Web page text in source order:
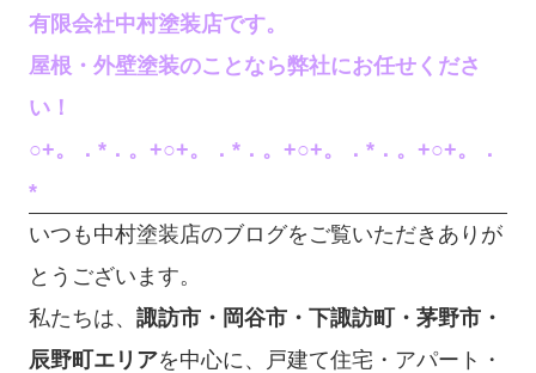
有限会社中村塗装店です。
屋根・外壁塗装のことなら弊社にお任せくださ
い！
○+。．*．。+○+。．*．。+○+。．*．。+○+。．
*
いつも中村塗装店のブログをご覧いただきありが
とうございます。
私たちは、 諏訪市・岡谷市・下諏訪町・茅野市・
辰野町エリアを中心に、戸建て住宅・アパート・